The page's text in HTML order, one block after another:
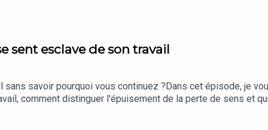
sent esclave de son travail
savoir pourquoi vous continuez ?Dans cet épisode, je
comment distinguer l'épuisement de la perte de sens et
comment reconstruire votre motivation, retrouver votre
jamais signifier s'oublier.Retrouvez moi sur WhatsApp sur la